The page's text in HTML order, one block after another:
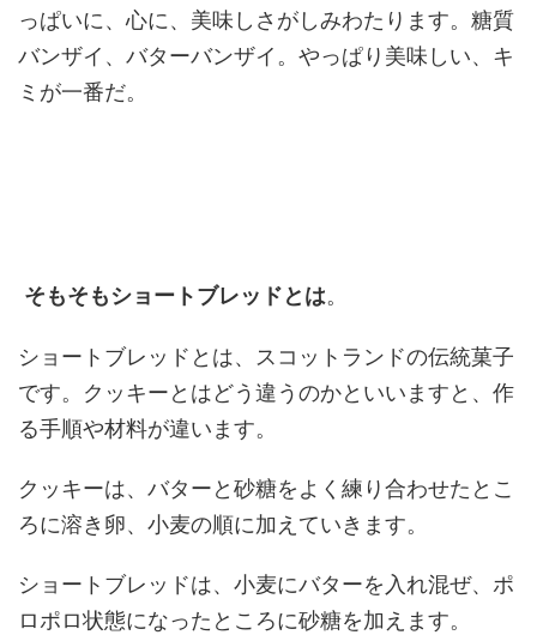
っぱいに、心に、美味しさがしみわたります。糖質
バンザイ、バターバンザイ。やっぱり美味しい、キ
ミが一番だ。
そもそもショートブレッドとは。
ショートブレッドとは、スコットランドの伝統菓子
です。クッキーとはどう違うのかといいますと、作
る手順や材料が違います。
クッキーは、バターと砂糖をよく練り合わせたとこ
ろに溶き卵、小麦の順に加えていきます。
ショートブレッドは、小麦にバターを入れ混ぜ、ポ
ロポロ状態になったところに砂糖を加えます。